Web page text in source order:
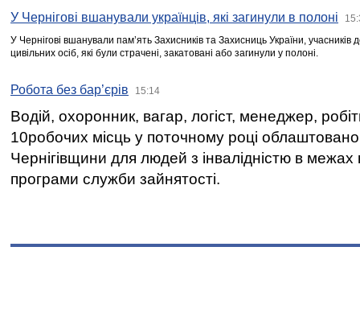
У Чернігові вшанували українців, які загинули в полоні
У Чернігові вшанували пам’ять Захисників та Захисниць України,
цивільних осіб, які були страчені, закатовані або загинули у полоні.
Робота без бар’єрів 15:14
Водій, охоронник, вагар, логіст, менеджер,
10робочих місць у поточному році
Чернігівщини для людей з інвалідністю в межах
програми служби зайнятості.